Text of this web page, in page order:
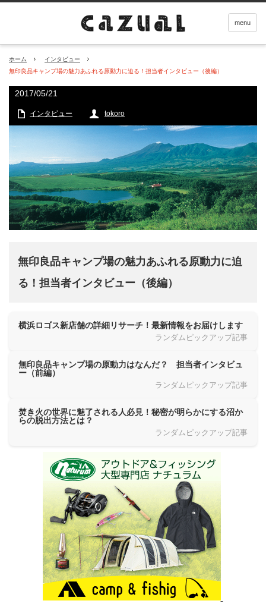
menu
ホーム
インタビュー
無印良品キャンプ場の魅力あふれる原動力に迫る！担当者インタビュー（後編）
2017/05/21
インタビュー tokoro
無印良品キャンプ場の魅力あふれる原動力に迫
る！担当者インタビュー（後編）
横浜ロゴス新店舗の詳細リサーチ！最新情報をお届けします
ランダムピックアップ記事
無印良品キャンプ場の原動力はなんだ？ 担当者インタビュ
ー（前編）
ランダムピックアップ記事
焚き火の世界に魅了される人必見！秘密が明らかにする沼か
らの脱出方法とは？
ランダムピックアップ記事